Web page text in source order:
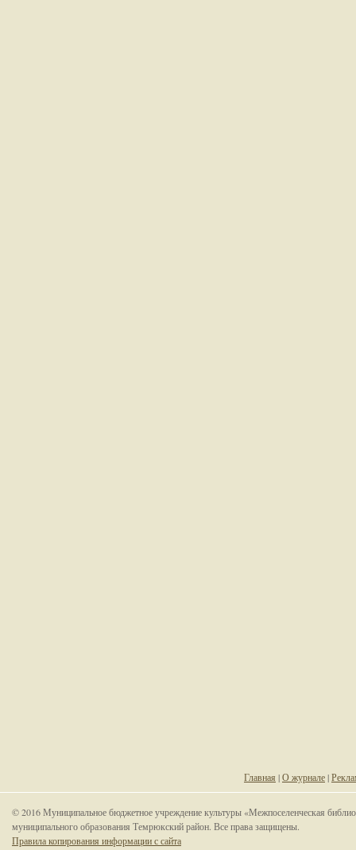
Главная |О журнале|
© 2016 Муниципальное бюджетное учреждение культуры «Межпоселенческая
муниципального образования Темрюкский район. Все права защищены.
Правила копирования информации с сайта